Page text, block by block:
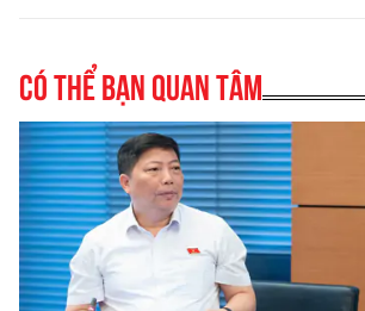
Có thể bạn quan tâm